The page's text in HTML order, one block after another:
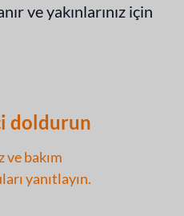
ve yakınlarınız için
doldurun
bakım
yanıtlayın.